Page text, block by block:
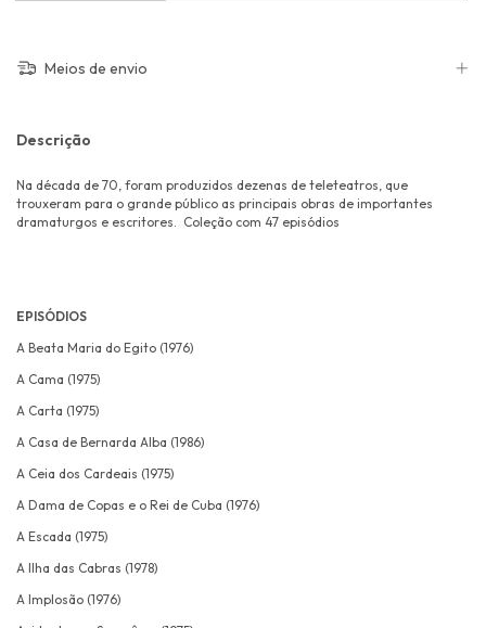
Meios de envio
Descrição
Na década de 70, foram produzidos dezenas de teleteatros, que
trouxeram para o grande público as principais obras de importantes
dramaturgos e escritores. Coleção com 47 episódios
EPISÓDIOS
A Beata Maria do Egito (1976)
A Cama (1975)
A Carta (1975)
A Casa de Bernarda Alba (1986)
A Ceia dos Cardeais (1975)
A Dama de Copas e o Rei de Cuba (1976)
A Escada (1975)
A Ilha das Cabras (1978)
A Implosão (1976)